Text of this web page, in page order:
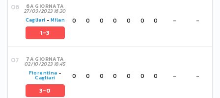
6A GIORNATA
27/09/2023 16:30
Cagliari -Milan
1-3
0 0 0 0 0 0 0 - -
7A GIORNATA
02/10/2023 18:45
Fiorentina -
Cagliari
3-0
0 0 0 0 0 0 0 - -